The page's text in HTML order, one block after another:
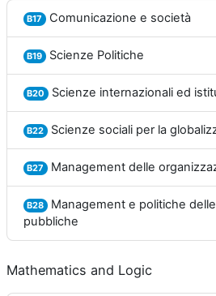
B17 Comunicazione e società
B19 Scienze Politiche
B20 Scienze internazionali ed
B22 Scienze sociali per la
B27 Management delle
B28 Management e politiche
pubbliche
Mathematics and Logic